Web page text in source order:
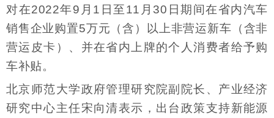
对在2022年9月1日至11月30日期间在省内汽车
销售企业购置5万元（含）以上非营运新车（含非
营运皮卡）、并在省内上牌的个人消费者给予购
车补贴。
北京师范大学政府管理研究院副院长、产业经济
研究中心主任宋向清表示，出台政策支持新能源